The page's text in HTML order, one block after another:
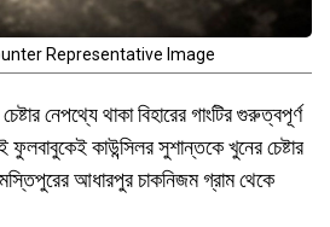
Representative Image
নেপথ্যে থাকা বিহারের গাংটির গুরুত্বপূর্ণ
কাউন্সিলর সুশান্তকে খুনের চেষ্টার
আধারপুর চাকনিজম গ্রাম থেকে